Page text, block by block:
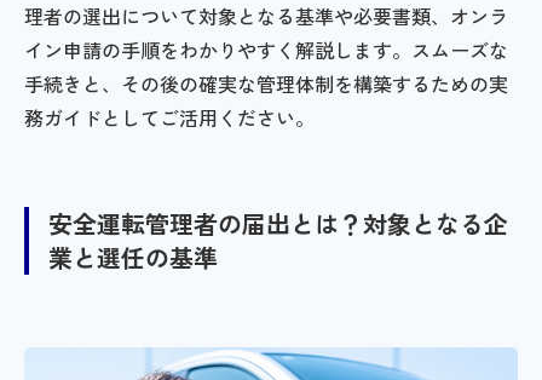
理者の選出について対象となる基準や必要書類、オンラ
イン申請の手順をわかりやすく解説します。スムーズな
手続きと、その後の確実な管理体制を構築するための実
務ガイドとしてご活用ください。
安全運転管理者の届出とは？対象となる企
業と選任の基準